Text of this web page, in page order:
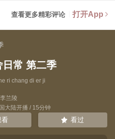
查看更多精彩评论 打开App
日常 第二季
ri chang di er ji
李兰陵
大陆开播 / 15分钟
看 看过